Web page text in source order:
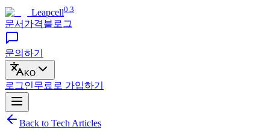
Leapcell0.3
문서 가격블로그
문의하기
KO
로그인무료로 가입하기
Back to Tech Articles